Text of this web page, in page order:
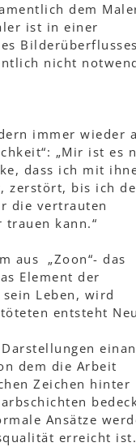
dem
ist in einer
nicht
immer wieder
„Mir ist es
dass ich mit
zerstört, bis ich
die vertrauten
kann.“
aus „Zoon“- das
Element der
Leben, wird
entsteht
dem die Arbeit
Zeichen hinter
Ansätze
erreicht